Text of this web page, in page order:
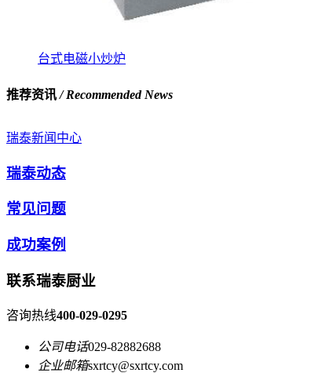
台式电磁小炒炉
推荐资讯/ Recommended News
瑞泰新闻中心
瑞泰动态
常见问题
成功案例
联系瑞泰厨业
咨询热线400-029-0295
公司电话029-82882688
企业邮箱sxrtcy@sxrtcy.com